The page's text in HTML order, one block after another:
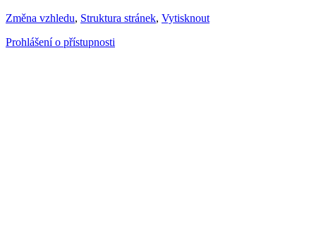
Změna vzhledu, Struktura stránek, Vytisknout
Prohlášení o přístupnosti